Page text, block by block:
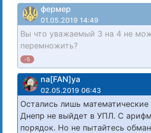
фермер
01.05.2019 14:49
Вы что уважаемый 3 на 4 не
перемножить?
-5
na[FAN]ya
02.05.2019 06:43
Остались лишь
Днепр не выйдет в УПЛ. С
порядок. Но не пытайтесь